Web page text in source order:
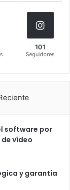
101
Seguidores
software por
vídeo
y garantía